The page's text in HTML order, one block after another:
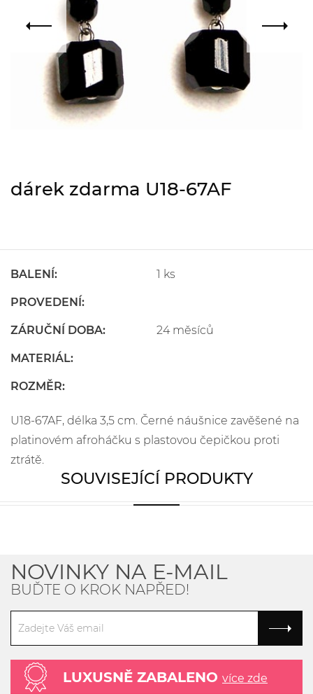
dárek zdarma U18-67AF
BALENÍ: 1 ks
PROVEDENÍ:
ZÁRUČNÍ DOBA: 24 měsíců
MATERIÁL:
ROZMĚR:
U18-67AF, délka 3,5 cm. Černé náušnice zavěšené na
platinovém afroháčku s plastovou čepičkou proti
ztrátě.
SOUVISEJÍCÍ PRODUKTY
NOVINKY NA E-MAIL
BUĎTE O KROK NAPŘED!
LUXUSNĚ ZABALENO více zde